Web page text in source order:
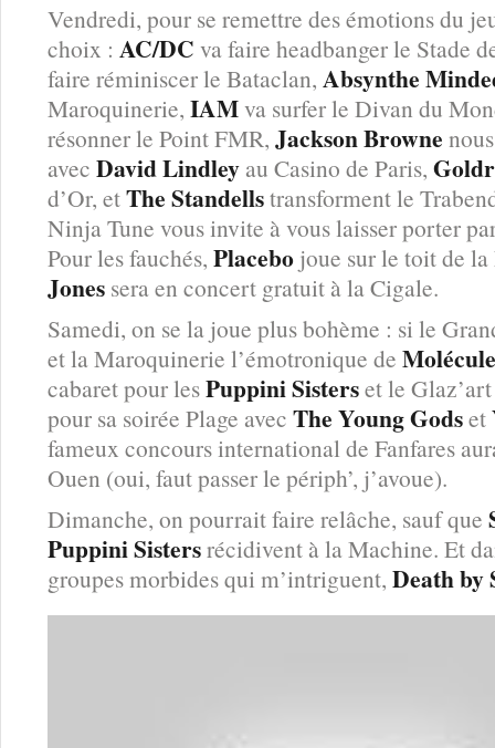
Vendredi, pour se remettre des émotions du
choix : AC/DC va faire headbanger le Stade
faire réminiscer le Bataclan, Absynthe
Maroquinerie, IAMva surfer le Divan du
résonner le Point FMR, Jackson Browne
avec David Lindley au Casino de Paris,
d’Or, etThe Standellstransforment le
Ninja Tune vous invite à vous laisser porter
Pour les fauchés, Placebo joue sur le toit de
Jones sera en concert gratuit à la Cigale.
Samedi, on se la joue plus bohème : si le
et la Maroquinerie l’émotronique de Molécule
cabaret pour lesPuppini Sisterset le
pour sa soirée Plage avec The Young Godset
fameux concours international de Fanfares
Ouen (oui, faut passer le périph’, j’avoue).
Dimanche, on pourrait faire relâche, sauf que
Puppini Sistersrécidivent à la Machine. Et
groupes morbides qui m’intriguent, Death by